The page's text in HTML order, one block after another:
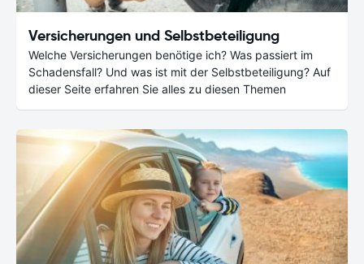
Versicherungen und Selbstbeteiligung
Welche Versicherungen benötige ich? Was passiert im
Schadensfall? Und was ist mit der Selbstbeteiligung? Auf
dieser Seite erfahren Sie alles zu diesen Themen